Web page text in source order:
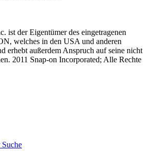
ist der Eigentümer des eingetragenen
welches in den USA und anderen
erhebt außerdem Anspruch auf seine nicht
2011 Snap-on Incorporated; Alle Rechte
Suche